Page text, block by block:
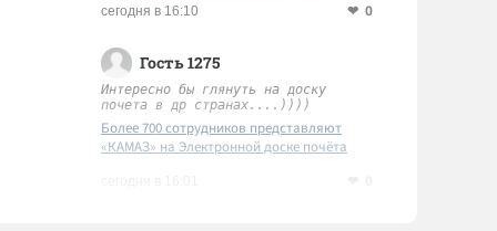
сегодня в 16:10 0
Гость 1275
Интересно бы глянуть на доску
почета в др странах....))))
Более 700 сотрудников представляют
«КАМАЗ» на Электронной доске почёта